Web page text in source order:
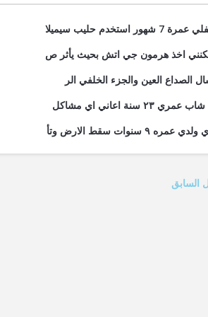
7 شهور استخدم حليب سيميلا
اخذ هرمون جي اتش بحيث يأثر ص
الصداع العين والجزء الخلفي الر
عمري ٢٣ سنة اعاني اي مشاكل
عمره ٩ سنوات سقط الارض وتأ
السابق